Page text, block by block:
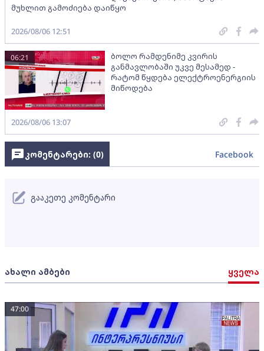
მუხლით გამოძიება დაიწყო
2026/08/06 12:51
ბოლო რამდენიმე კვირის
განმავლობაში უკვე მესამედ -
რატომ წყდება ელექტროენერგიის
მიწოდება
06:21
2026/08/06 13:07
ახალი ამბები ყველა
47:00
კომენტარები: (0) Facebook
გააკეთე კომენტარი